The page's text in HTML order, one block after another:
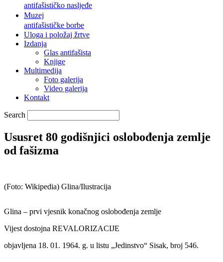
antifašističko nasljeđe
Muzej
antifašističke borbe
Uloga i položaj žrtve
Izdanja
Glas antifašista
Knjige
Multimedija
Foto galerija
Video galerija
Kontakt
Search
Ususret 80 godišnjici oslobođenja zemlje
od fašizma
(Foto: Wikipedia) Glina/Ilustracija
Glina – prvi vjesnik konačnog oslobođenja zemlje
Vijest dostojna REVALORIZACIJE
objavljena 18. 01. 1964. g. u listu „Jedinstvo“ Sisak, broj 546.